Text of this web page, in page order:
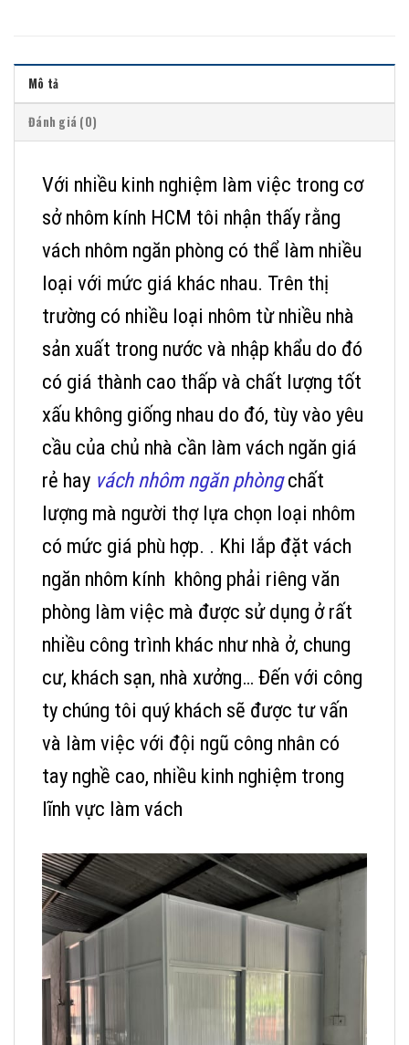
Mô tả
Đánh giá (0)
Với nhiều kinh nghiệm làm việc trong cơ
sở nhôm kính HCM tôi nhận thấy rằng
vách nhôm ngăn phòng có thể làm nhiều
loại với mức giá khác nhau. Trên thị
trường có nhiều loại nhôm từ nhiều nhà
sản xuất trong nước và nhập khẩu do đó
có giá thành cao thấp và chất lượng tốt
xấu không giống nhau do đó, tùy vào yêu
cầu của chủ nhà cần làm vách ngăn giá
rẻ hay vách nhôm ngăn phòngchất
lượng mà người thợ lựa chọn loại nhôm
có mức giá phù hợp. . Khi lắp đặt vách
ngăn nhôm kính không phải riêng văn
phòng làm việc mà được sử dụng ở rất
nhiều công trình khác như nhà ở, chung
cư, khách sạn, nhà xưởng… Đến với công
ty chúng tôi quý khách sẽ được tư vấn
và làm việc với đội ngũ công nhân có
tay nghề cao, nhiều kinh nghiệm trong
lĩnh vực làm vách